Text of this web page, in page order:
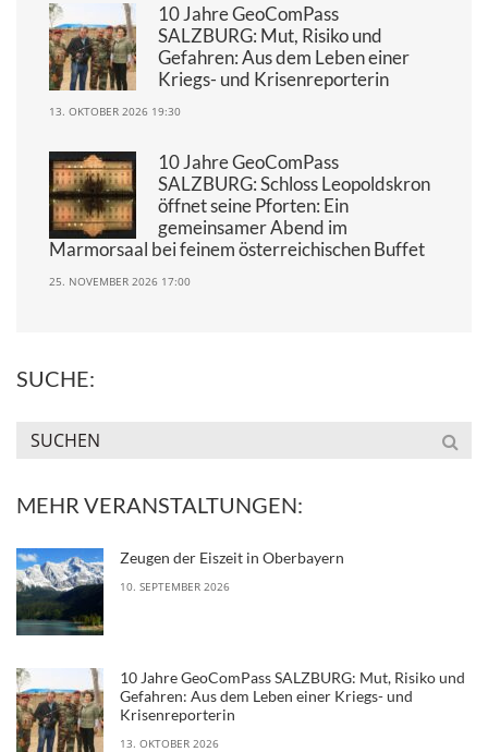
10 Jahre GeoComPass
SALZBURG: Mut, Risiko und
Gefahren: Aus dem Leben einer
Kriegs- und Krisenreporterin
13. OKTOBER 2026 19:30
10 Jahre GeoComPass
SALZBURG: Schloss Leopoldskron
öffnet seine Pforten: Ein
gemeinsamer Abend im
Marmorsaal bei feinem österreichischen Buffet
25. NOVEMBER 2026 17:00
SUCHE:
MEHR VERANSTALTUNGEN:
Zeugen der Eiszeit in Oberbayern
10. SEPTEMBER 2026
10 Jahre GeoComPass SALZBURG: Mut, Risiko und
Gefahren: Aus dem Leben einer Kriegs- und
Krisenreporterin
13. OKTOBER 2026